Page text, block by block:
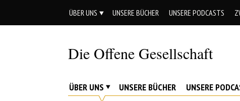
ÜBER UNS UNSERE BÜCHER UNSERE PODCASTS
Die Offene Gesellschaft
Ethik.
ÜBER UNS UNSERE BÜCHER UNSERE